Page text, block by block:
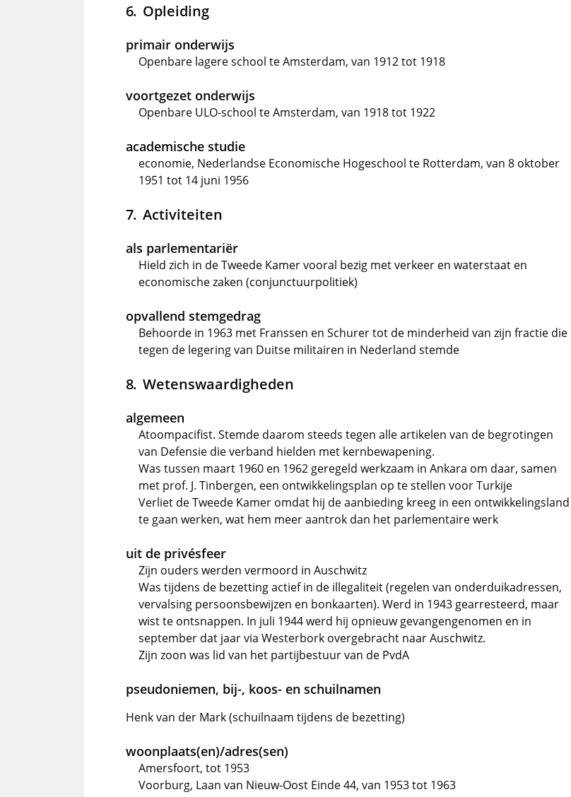
Opleiding
primair onderwijs
Openbare lagere school te Amsterdam, van 1912 tot 1918
voortgezet onderwijs
Openbare ULO-school te Amsterdam, van 1918 tot 1922
academische studie
economie, Nederlandse Economische Hogeschool te Rotterdam, van 8 oktober
1951 tot 14 juni 1956
Activiteiten
als parlementariër
Hield zich in de Tweede Kamer vooral bezig met verkeer en waterstaat en
economische zaken (conjunctuurpolitiek)
opvallend stemgedrag
Behoorde in 1963 met Franssen en Schurer tot de minderheid van zijn fractie die
tegen de legering van Duitse militairen in Nederland stemde
Wetenswaardigheden
algemeen
Atoompacifist. Stemde daarom steeds tegen alle artikelen van de begrotingen
van Defensie die verband hielden met kernbewapening.
Was tussen maart 1960 en 1962 geregeld werkzaam in Ankara om daar, samen
met prof. J. Tinbergen, een ontwikkelingsplan op te stellen voor Turkije
Verliet de Tweede Kamer omdat hij de aanbieding kreeg in een ontwikkelingsland
te gaan werken, wat hem meer aantrok dan het parlementaire werk
uit de privésfeer
Zijn ouders werden vermoord in Auschwitz
Was tijdens de bezetting actief in de illegaliteit (regelen van onderduikadressen,
vervalsing persoonsbewijzen en bonkaarten). Werd in 1943 gearresteerd, maar
wist te ontsnappen. In juli 1944 werd hij opnieuw gevangengenomen en in
september dat jaar via Westerbork overgebracht naar Auschwitz.
Zijn zoon was lid van het partijbestuur van de PvdA
pseudoniemen, bij-, koos- en schuilnamen
Henk van der Mark (schuilnaam tijdens de bezetting)
woonplaats(en)/adres(sen)
Amersfoort, tot 1953
Voorburg, Laan van Nieuw-Oost Einde 44, van 1953 tot 1963